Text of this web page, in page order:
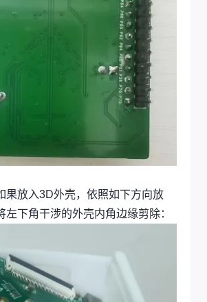
果放入3D外壳，依照如下方向放
左下角干涉的外壳内角边缘剪除：